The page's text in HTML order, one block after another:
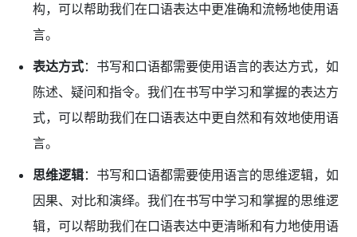
构，可以帮助我们在口语表达中更准确和流畅地使用语
言。
表达方式：书写和口语都需要使用语言的表达方式，如
陈述、疑问和指令。我们在书写中学习和掌握的表达方
式，可以帮助我们在口语表达中更自然和有效地使用语
言。
思维逻辑：书写和口语都需要使用语言的思维逻辑，如
因果、对比和演绎。我们在书写中学习和掌握的思维逻
辑，可以帮助我们在口语表达中更清晰和有力地使用语